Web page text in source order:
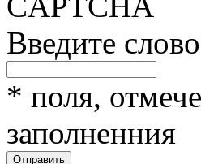
Введите
* поля,
заполненния